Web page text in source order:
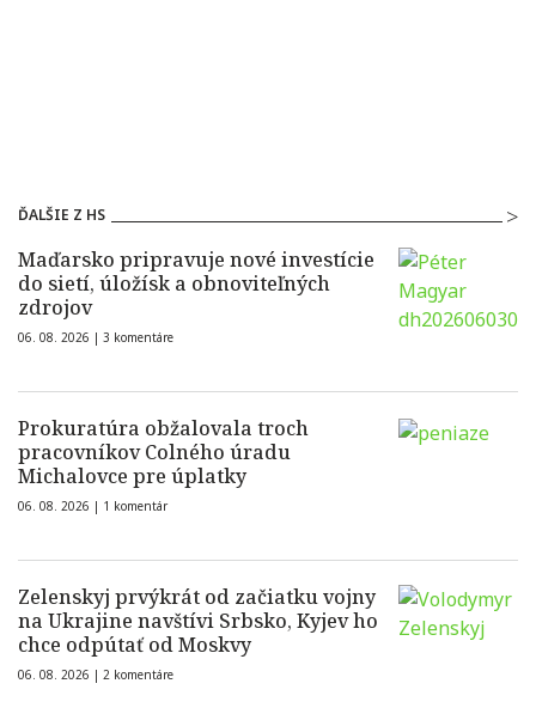
ĎALŠIE Z HS
Maďarsko pripravuje nové investície
do sietí, úložísk a obnoviteľných
zdrojov
06. 08. 2026 | 3 komentáre
Prokuratúra obžalovala troch
pracovníkov Colného úradu
Michalovce pre úplatky
06. 08. 2026 | 1 komentár
Zelenskyj prvýkrát od začiatku vojny
na Ukrajine navštívi Srbsko, Kyjev ho
chce odpútať od Moskvy
06. 08. 2026 | 2 komentáre